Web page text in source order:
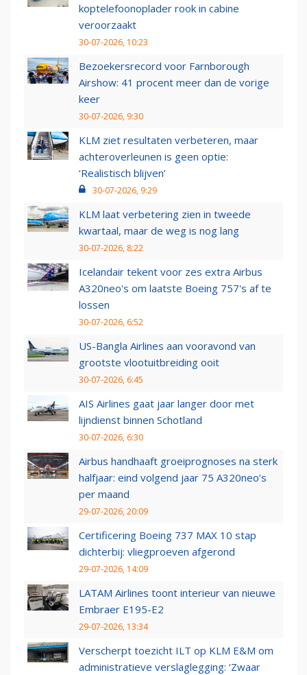
koptelefoonoplader rook in cabine
veroorzaakt
30-07-2026, 10:23
Bezoekersrecord voor Farnborough
Airshow: 41 procent meer dan de vorige
keer
30-07-2026, 9:30
KLM ziet resultaten verbeteren, maar
achteroverleunen is geen optie:
‘Realistisch blijven’
30-07-2026, 9:29
KLM laat verbetering zien in tweede
kwartaal, maar de weg is nog lang
30-07-2026, 8:22
Icelandair tekent voor zes extra Airbus
A320neo's om laatste Boeing 757's af te
lossen
30-07-2026, 6:52
US-Bangla Airlines aan vooravond van
grootste vlootuitbreiding ooit
30-07-2026, 6:45
AIS Airlines gaat jaar langer door met
lijndienst binnen Schotland
30-07-2026, 6:30
Airbus handhaaft groeiprognoses na sterk
halfjaar: eind volgend jaar 75 A320neo’s
per maand
29-07-2026, 20:09
Certificering Boeing 737 MAX 10 stap
dichterbij: vliegproeven afgerond
29-07-2026, 14:09
LATAM Airlines toont interieur van nieuwe
Embraer E195-E2
29-07-2026, 13:34
Verscherpt toezicht ILT op KLM E&M om
administratieve verslaglegging: ‘Zwaar